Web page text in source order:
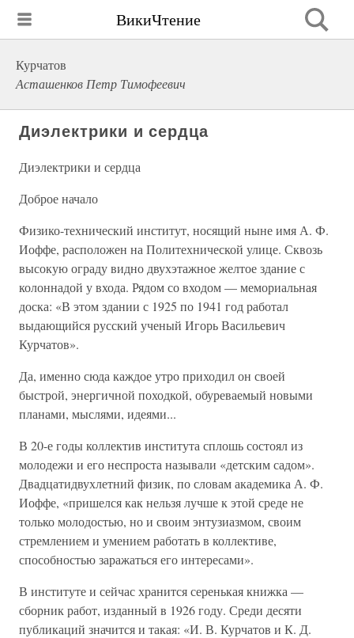
ВикиЧтение
Курчатов
Асташенков Петр Тимофеевич
Диэлектрики и сердца
Диэлектрики и сердца
Доброе начало
Физико-технический институт, носящий ныне имя А. Ф.
Иоффе, расположен на Политехнической улице. Сквозь
высокую ограду видно двухэтажное желтое здание с
колоннадой у входа. Рядом со входом — мемориальная
доска: «В этом здании с 1925 по 1941 год работал
выдающийся русский ученый Игорь Васильевич
Курчатов».
Да, именно сюда каждое утро приходил он своей
быстрой, энергичной походкой, обуреваемый новыми
планами, мыслями, идеями...
В 20-е годы коллектив института сплошь состоял из
молодежи и его неспроста называли «детским садом».
Двадцатидвухлетний физик, по словам академика А. Ф.
Иоффе, «пришелся как нельзя лучше к этой среде не
только молодостью, но и своим энтузиазмом, своим
стремлением и умением работать в коллективе,
способностью заражаться его интересами».
В институте и сейчас хранится серенькая книжка —
сборник работ, изданный в 1926 году. Среди десяти
публикаций значится и такая: «И. В. Курчатов и К. Д.